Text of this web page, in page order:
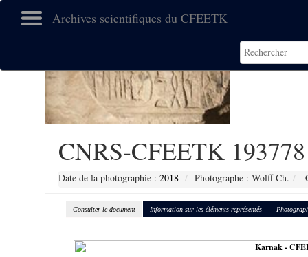
Archives scientifiques du CFEETK
CNRS-CFEETK 193778
Date de la photographie : 2018 Photographe : Wolff Ch.
Consulter le document Information sur les éléments représentés